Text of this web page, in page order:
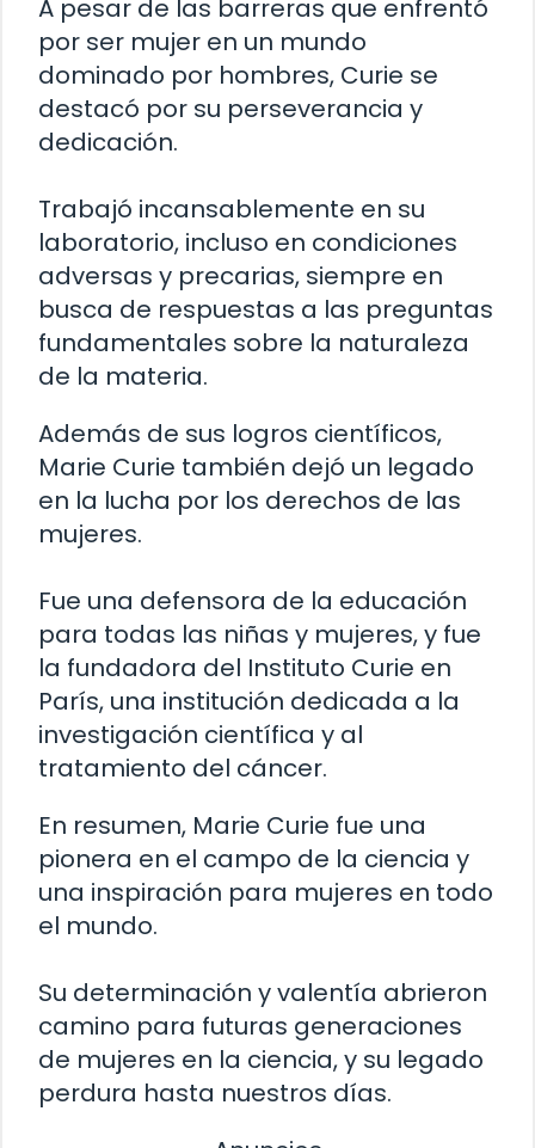
A pesar de las barreras que enfrentó
por ser mujer en un mundo
dominado por hombres, Curie se
destacó por su perseverancia y
dedicación.
Trabajó incansablemente en su
laboratorio, incluso en condiciones
adversas y precarias, siempre en
busca de respuestas a las preguntas
fundamentales sobre la naturaleza
de la materia.
Además de sus logros científicos,
Marie Curie también dejó un legado
en la lucha por los derechos de las
mujeres.
Fue una defensora de la educación
para todas las niñas y mujeres, y fue
la fundadora del Instituto Curie en
París, una institución dedicada a la
investigación científica y al
tratamiento del cáncer.
En resumen, Marie Curie fue una
pionera en el campo de la ciencia y
una inspiración para mujeres en todo
el mundo.
Su determinación y valentía abrieron
camino para futuras generaciones
de mujeres en la ciencia, y su legado
perdura hasta nuestros días.